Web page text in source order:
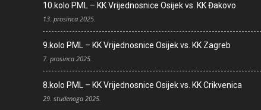
10.kolo PML – KK Vrijednosnice Osijek vs. KK Đakovo
13. prosinca 2025.
9.kolo PML – KK Vrijednosnice Osijek vs. KK Zagreb
7. prosinca 2025.
8.kolo PML – KK Vrijednosnice Osijek vs. KK Crikvenica
29. studenoga 2025.